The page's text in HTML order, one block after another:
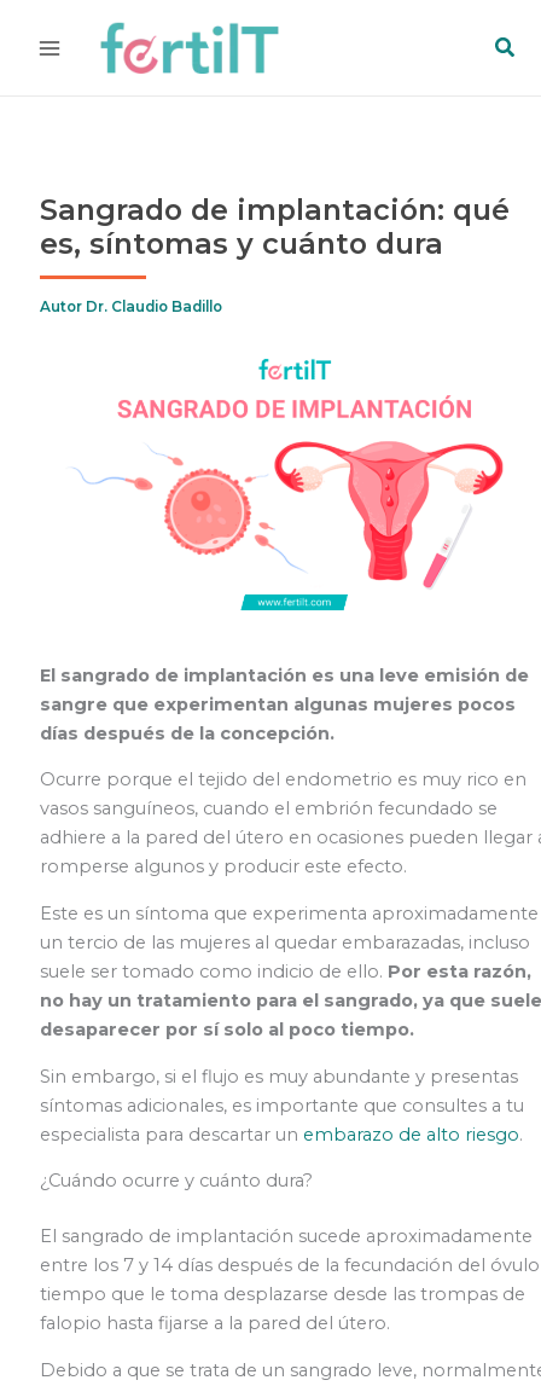
Sangrado de implantación: qué
es, síntomas y cuánto dura
Autor Dr. Claudio Badillo
El sangrado de implantación es una leve emisión de
sangre que experimentan algunas mujeres pocos
días después de la concepción.
Ocurre porque el tejido del endometrio es muy rico en
vasos sanguíneos, cuando el embrión fecundado se
adhiere a la pared del útero en ocasiones pueden llegar
romperse algunos y producir este efecto.
Este es un síntoma que experimenta aproximadamente
un tercio de las mujeres al quedar embarazadas, incluso
suele ser tomado como indicio de ello. Por esta razón,
no hay un tratamiento para el sangrado, ya que suele
desaparecer por sí solo al poco tiempo.
Sin embargo, si el flujo es muy abundante y presentas
síntomas adicionales, es importante que consultes a tu
especialista para descartar un embarazo de alto riesgo.
¿Cuándo ocurre y cuánto dura?
El sangrado de implantación sucede aproximadamente
entre los 7 y 14 días después de la fecundación del
tiempo que le toma desplazarse desde las trompas de
falopio hasta fijarse a la pared del útero.
Debido a que se trata de un sangrado leve,